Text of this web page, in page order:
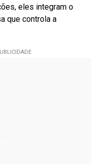
eles integram o
que controla a